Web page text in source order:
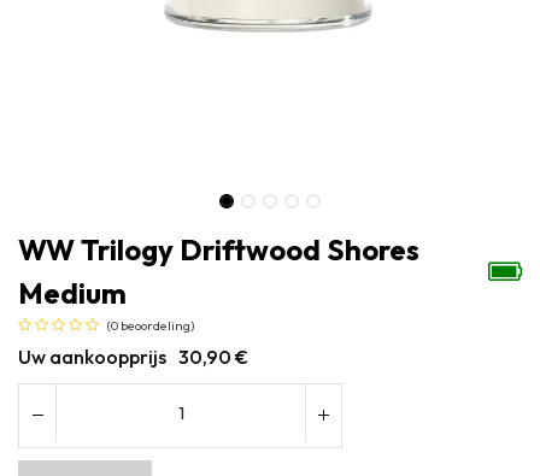
WW Trilogy Driftwood Shores
Medium
(0 beoordeling)
Uw aankoopprijs 30,90 €